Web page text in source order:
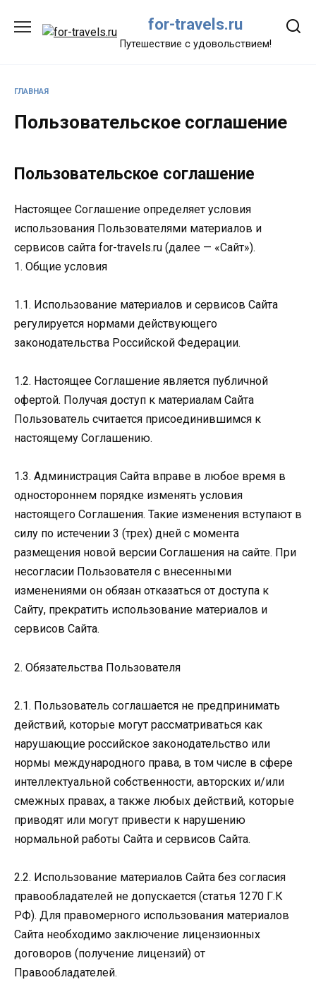
содержанию
for-travels.ru
Путешествие с удовольствием!
ГЛАВНАЯ
Пользовательское соглашение
Пользовательское соглашение
Настоящее Соглашение определяет условия
использования Пользователями материалов и
сервисов сайта for-travels.ru (далее — «Сайт»).
1. Общие условия
1.1. Использование материалов и сервисов Сайта
регулируется нормами действующего
законодательства Российской Федерации.
1.2. Настоящее Соглашение является публичной
офертой. Получая доступ к материалам Сайта
Пользователь считается присоединившимся к
настоящему Соглашению.
1.3. Администрация Сайта вправе в любое время в
одностороннем порядке изменять условия
настоящего Соглашения. Такие изменения вступают в
силу по истечении 3 (трех) дней с момента
размещения новой версии Соглашения на сайте. При
несогласии Пользователя с внесенными
изменениями он обязан отказаться от доступа к
Сайту, прекратить использование материалов и
сервисов Сайта.
2. Обязательства Пользователя
2.1. Пользователь соглашается не предпринимать
действий, которые могут рассматриваться как
нарушающие российское законодательство или
нормы международного права, в том числе в сфере
интеллектуальной собственности, авторских и/или
смежных правах, а также любых действий, которые
приводят или могут привести к нарушению
нормальной работы Сайта и сервисов Сайта.
2.2. Использование материалов Сайта без согласия
правообладателей не допускается (статья 1270 Г.К
РФ). Для правомерного использования материалов
Сайта необходимо заключение лицензионных
договоров (получение лицензий) от
Правообладателей.